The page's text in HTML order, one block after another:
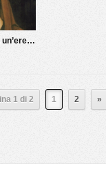
Giulia Gonzaga, un’eretica del Cinquecento
1 di 2 1 2 »